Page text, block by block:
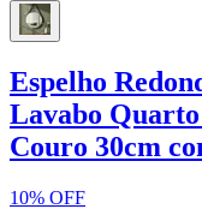
Espelho
Lavabo
Couro 30cm
10% OFF